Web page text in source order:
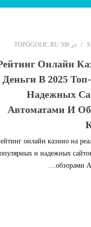
در TOPOGOLIC.RU 500
Онлайн
Деньги В 2025
Надежных
Автоматами И
онлайн казино на
и надежных
обзорами